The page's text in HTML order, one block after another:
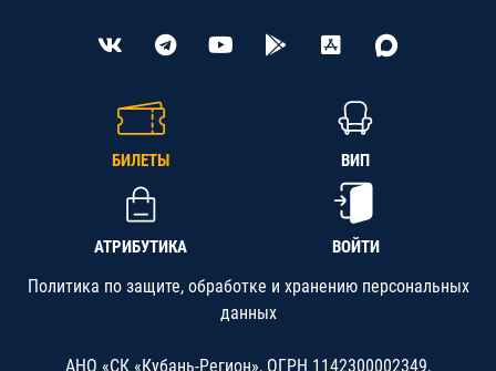
БИЛЕТЫ ВИП
АТРИБУТИКА ВОЙТИ
Политика по защите, обработке и хранению персональных
данных
АНО «СК «Кубань-Регион», ОГРН 1142300002349,